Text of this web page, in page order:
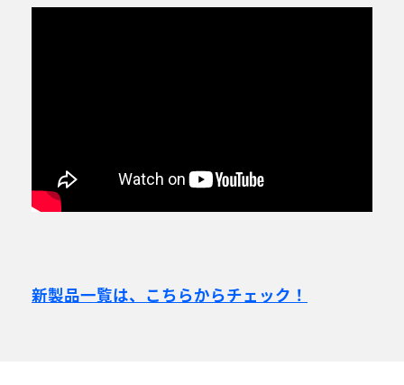
新製品一覧は、こちらからチェック！